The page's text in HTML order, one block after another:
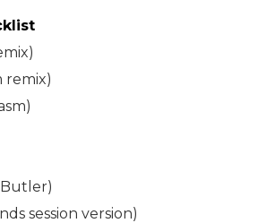
remix)
Butler)
session version)